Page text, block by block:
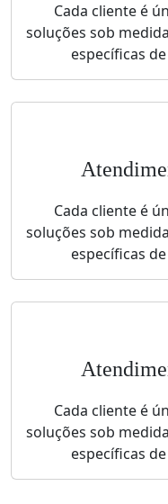
Cada cliente é
soluções sob
específicas
Cada cliente é
soluções sob
específicas
Cada cliente é
soluções sob
específicas